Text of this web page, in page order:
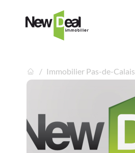
Immobilier Pas-de-Calais